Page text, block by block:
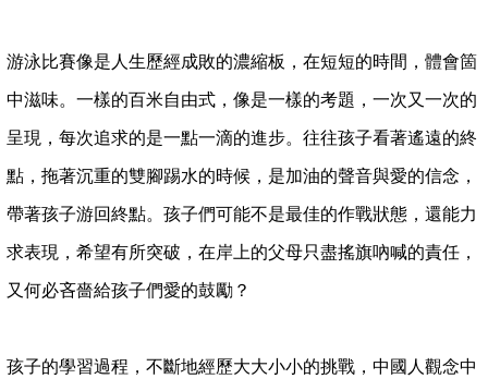
游泳比賽像是人生歷經成敗的濃縮板，在短短的時間，體會箇
中滋味。一樣的百米自由式，像是一樣的考題，一次又一次的
呈現，每次追求的是一點一滴的進步。往往孩子看著遙遠的終
點，拖著沉重的雙腳踢水的時候，是加油的聲音與愛的信念，
帶著孩子游回終點。孩子們可能不是最佳的作戰狀態，還能力
求表現，希望有所突破，在岸上的父母只盡搖旗吶喊的責任，
又何必吝嗇給孩子們愛的鼓勵？
孩子的學習過程，不斷地經歷大大小小的挑戰，中國人觀念中